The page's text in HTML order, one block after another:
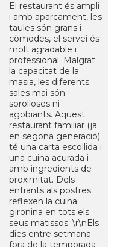
El restaurant és ampli
i amb aparcament, les
taules són grans i
còmodes, el servei és
molt agradable i
professional. Malgrat
la capacitat de la
masia, les diferents
sales mai són
sorolloses ni
agobiants. Aquest
restaurant familiar (ja
en segona generació)
té una carta escollida i
una cuina acurada i
amb ingredients de
proximitat. Dels
entrants als postres
reflexen la cuina
gironina en tots els
seus matissos. \r\nEls
dies entre setmana
fora de la temporada